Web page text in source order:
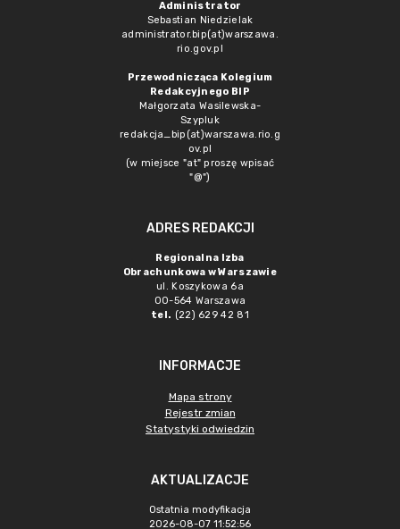
Administrator
Sebastian Niedzielak
administrator.bip(at)warszawa.
rio.gov.pl
Przewodnicząca Kolegium
Redakcyjnego BIP
Małgorzata Wasilewska-
Szypluk
redakcja_bip(at)warszawa.rio.g
ov.pl
(w miejsce "at" proszę wpisać
"@")
ADRES REDAKCJI
Regionalna Izba
Obrachunkowa w Warszawie
ul. Koszykowa 6a
00-564 Warszawa
tel. (22) 629 42 81
INFORMACJE
Mapa strony
Rejestr zmian
Statystyki odwiedzin
AKTUALIZACJE
Ostatnia modyfikacja
2026-08-07 11:52:56